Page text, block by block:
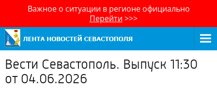
Важное о ситуации в регионе официально
Перейти >>>
Вести Севастополь. Выпуск 11:30
от 04.06.2026